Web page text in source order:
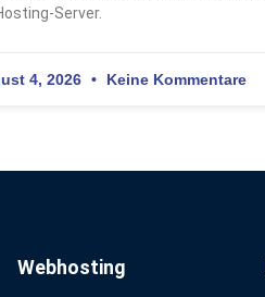
Server.
4, 2026 Keine Kommentare
Webhosting